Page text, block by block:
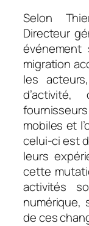
Selon
Directeur
événement
migration
les
d’activité,
mobiles et
celui-ci est
leurs
cette
activités
numérique,
de ces